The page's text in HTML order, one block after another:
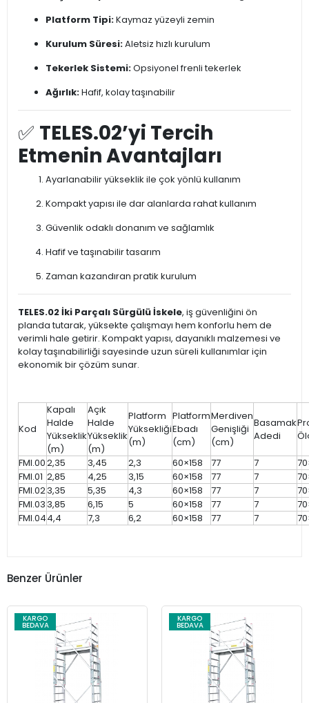
Platform Tipi:Kaymaz yüzeyli zemin
Kurulum Süresi:Aletsiz hızlı kurulum
Tekerlek Sistemi:Opsiyonel frenli tekerlek
Ağırlık:Hafif, kolay taşınabilir
✅ TELES.02’yi Tercih
Etmenin Avantajları
Ayarlanabilir yükseklik ile çok yönlü kullanım
Kompakt yapısı ile dar alanlarda rahat kullanım
Güvenlik odaklı donanım ve sağlamlık
Hafif ve taşınabilir tasarım
Zaman kazandıran pratik kurulum
TELES.02 İki Parçalı Sürgülü İskele, iş güvenliğini ön
planda tutarak, yüksekte çalışmayı hem konforlu hem de
verimli hale getirir. Kompakt yapısı, dayanıklı malzemesi ve
kolay taşınabilirliği sayesinde uzun süreli kullanımlar için
ekonomik bir çözüm sunar.
Kod
Kapalı
Halde
Yükseklik
(m)
Açık
Halde
Yükseklik
(m)
Platform
Yüksekliği
(m)
Platform
Ebadı
(cm)
Merdiven
Genişliği
(cm)
Basamak
Adedi
FMI.002,35 3,45 2,3 60×158 77 7
FMI.01 2,85 4,25 3,15 60×158 77 7
FMI.023,35 5,35 4,3 60×158 77 7
FMI.033,85 6,15 5 60×158 77 7
FMI.044,4 7,3 6,2 60×158 77 7
Benzer Ürünler
KARGO
BEDAVA
KARGO
BEDAVA